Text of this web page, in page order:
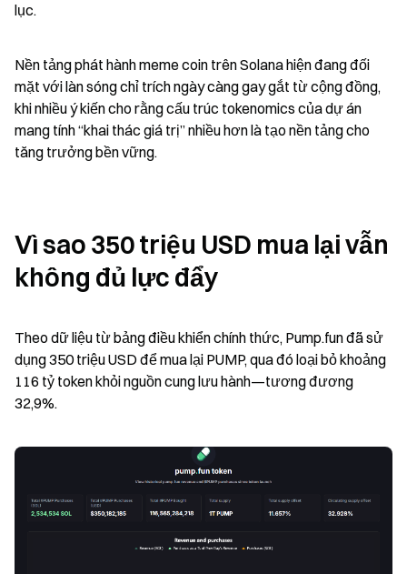
lục.
Nền tảng phát hành meme coin trên Solana hiện đang đối
mặt với làn sóng chỉ trích ngày càng gay gắt từ cộng đồng,
khi nhiều ý kiến cho rằng cấu trúc tokenomics của dự án
mang tính “khai thác giá trị” nhiều hơn là tạo nền tảng cho
tăng trưởng bền vững.
Vì sao 350 triệu USD mua lại vẫn
không đủ lực đẩy
Theo dữ liệu từ bảng điều khiển chính thức, Pump.fun đã sử
dụng 350 triệu USD để mua lại PUMP, qua đó loại bỏ khoảng
116 tỷ token khỏi nguồn cung lưu hành—tương đương
32,9%.